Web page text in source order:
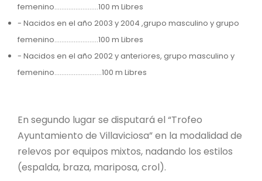
femenino………………….…100 m Libres
- Nacidos en el año 2003 y 2004 ,grupo masculino y grupo
femenino…………………….100 m Libres
- Nacidos en el año 2002 y anteriores, grupo masculino y
femenino…………………..….100 m Libres
En segundo lugar se disputará el “Trofeo
Ayuntamiento de Villaviciosa” en la modalidad de
relevos por equipos mixtos, nadando los estilos
(espalda, braza, mariposa, crol).